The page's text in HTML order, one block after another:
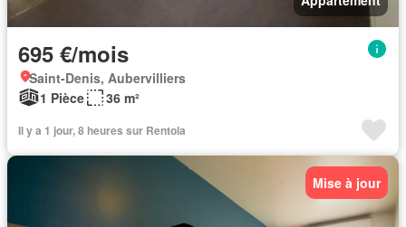
695 €/mois
Saint-Denis, Aubervilliers
1 Pièce
36 m²
Il y a 1 jour, 8 heures sur Rentola
Mise à jour